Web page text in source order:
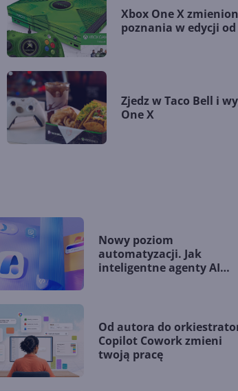
Xbox One X
poznania w edycji
Zjedz w Taco Bell i
One X
Nowy poziom
automatyzacji. Jak
inteligentne agenty AI
Od autora do
Copilot Cowork zmieni
twoją pracę